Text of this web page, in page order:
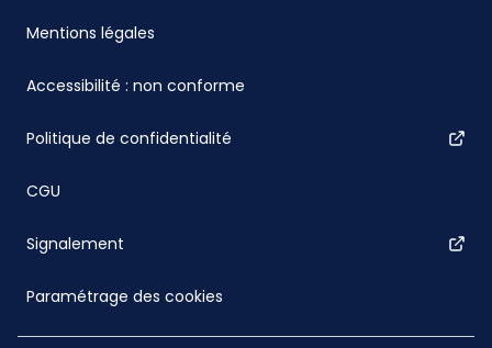
Mentions légales
Accessibilité : non conforme
Politique de confidentialité
CGU
Signalement
Paramétrage des cookies